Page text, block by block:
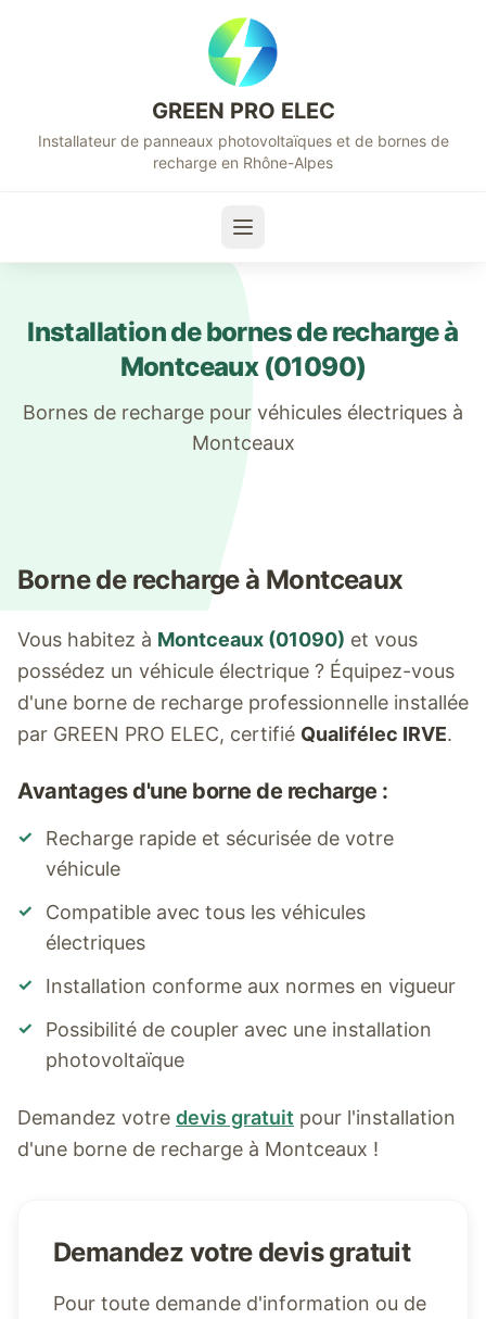
GREEN PRO ELEC
Installateur de panneaux photovoltaïques et de bornes de
recharge en Rhône-Alpes
Installation de bornes de recharge à
Montceaux(01090)
Bornes de recharge pour véhicules électriques à
Montceaux
Borne de recharge à Montceaux
Vous habitez à Montceaux (01090) et vous
possédez un véhicule électrique ? Équipez-vous
d'une borne de recharge professionnelle installée
par GREEN PRO ELEC, certifié Qualifélec IRVE.
Avantages d'une borne de recharge :
✓
Recharge rapide et sécurisée de votre
véhicule
✓
Compatible avec tous les véhicules
électriques
✓ Installation conforme aux normes en vigueur
✓
Possibilité de coupler avec une installation
photovoltaïque
Demandez votre devis gratuit pour l'installation
d'une borne de recharge à Montceaux !
Demandez votre devis gratuit
Pour toute demande d'information ou de